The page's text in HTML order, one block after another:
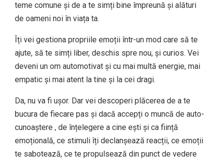
teme comune și de a te simți bine împreună și alături
de oameni noi în viața ta.
Îți vei gestiona propriile emoții într-un mod care să te
ajute, să te simți liber, deschis spre nou, și curios. Vei
deveni un om automotivat și cu mai multă energie, mai
empatic și mai atent la tine și la cei dragi.
Da, nu va fi ușor. Dar vei descoperi plăcerea de a te
bucura de fiecare pas și dacă accepți o muncă de auto-
cunoaștere , de înțelegere a cine ești și ca ființă
emoțională, ce stimuli îți declanșează reacții, ce emoții
te sabotează, ce te propulsează din punct de vedere